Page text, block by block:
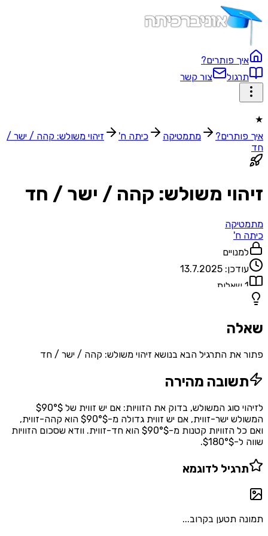
איך פותרים?
תרגול
צור קשר
★
איך פותרים?
מתמטיקה כיתה ח'
זיהוי משולש: קהה / ישר /
חד
זיהוי משולש: קהה / ישר / חד
מתמטיקה
כיתה ח'
למנויים
עודכן: 13.7.2025
1 שאלות
שאלה
פתור את התרגיל הבא בנושא זיהוי משולש: קהה / ישר / חד
תשובה מהירה
לזיהוי סוג המשולש, בדוק את הזוויות: אם יש זווית של $90°$
המשולש ישר-זווית, אם יש זווית גדולה מ-$90°$ הוא קהה-זווית,
ואם כל הזוויות קטנות מ-$90°$ הוא חד-זווית. וודא שסכום הזוויות
שווה ל-$180°$.
תרגיל לדוגמא
תמונה תטען בקרוב...